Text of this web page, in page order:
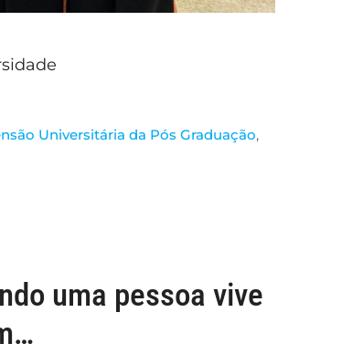
Universitária da Pós Graduação,
uma pessoa vive